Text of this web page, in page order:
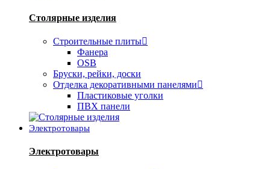
Столярные изделия
Строительные плиты
Фанера
OSB
Бруски, рейки, доски
Отделка декоративными панелями
Пластиковые уголки
ПВХ панели
Электротовары
Электротовары